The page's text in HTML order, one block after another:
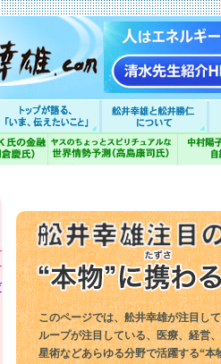
このページでは、舩井幸雄が注目し
ループが注目している、医療、経営
星術などあらゆる分野で活躍する“本